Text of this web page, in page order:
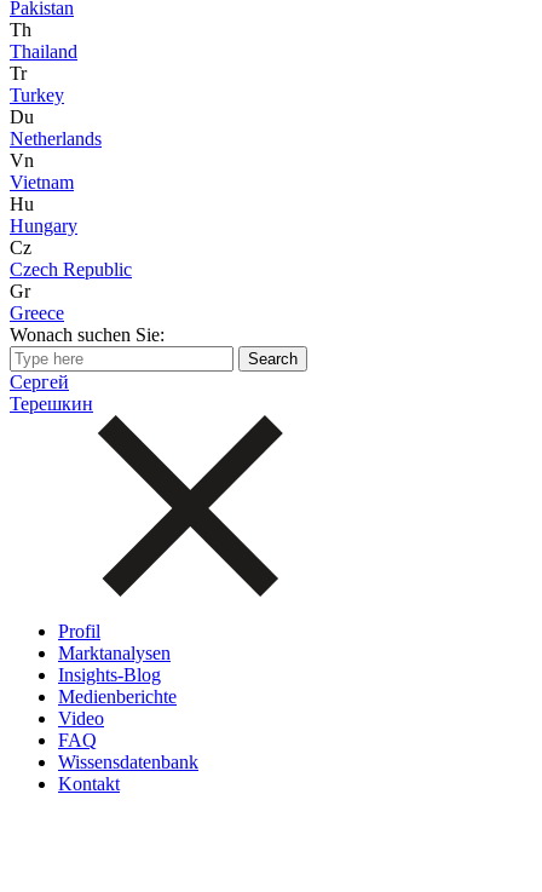
Pakistan
Th
Thailand
Tr
Turkey
Du
Netherlands
Vn
Vietnam
Hu
Hungary
Cz
Czech Republic
Gr
Greece
Wonach suchen Sie:
Сергей
Терешкин
Profil
Marktanalysen
Insights-Blog
Medienberichte
Video
FAQ
Wissensdatenbank
Kontakt